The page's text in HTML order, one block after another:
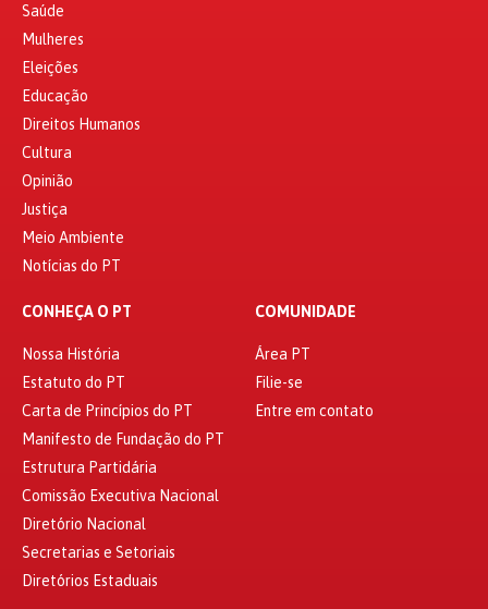
Saúde
Mulheres
Eleições
Educação
Direitos Humanos
Cultura
Opinião
Justiça
Meio Ambiente
Notícias do PT
CONHEÇA O PT
Nossa História
Estatuto do PT
Carta de Princípios do PT
Manifesto de Fundação do PT
Estrutura Partidária
Comissão Executiva Nacional
Diretório Nacional
Secretarias e Setoriais
Diretórios Estaduais
COMUNIDADE
Área PT
Filie-se
Entre em contato